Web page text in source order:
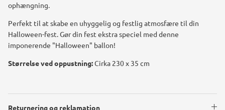
ophængning.
Perfekt til at skabe en uhyggelig og festlig atmosfære til din
Halloween-fest. Gør din fest ekstra speciel med denne
imponerende "Halloween" ballon!
Størrelse ved oppustning:Cirka 230 x 35 cm
Returnering og reklamation